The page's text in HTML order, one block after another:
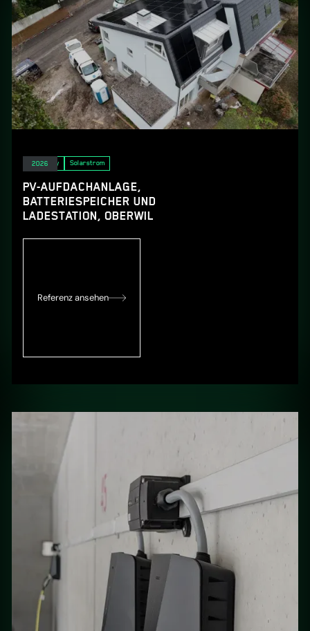
E-Mobility Solarstrom
PV-AUFDACHANLAGE,
BATTERIESPEICHER UND
LADESTATION, OBERWIL
Referenz ansehen
2026